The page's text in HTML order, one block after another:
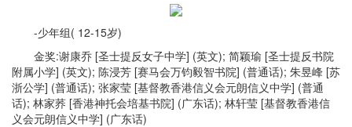
-少年组( 12-15岁)
金奖:谢康乔 [圣士提反女子中学] (英文); 简颖瑜 [圣士提反书院
附属小学] (英文); 陈浸芳 [赛马会万钧毅智书院] (普通话); 朱昱峰 [苏
浙公学] (普通话); 张家莹 [基督教香港信义会元朗信义中学] (普通
话); 林家荞 [香港神托会培基书院] (广东话); 林轩莹 [基督教香港信
义会元朗信义中学] (广东话)